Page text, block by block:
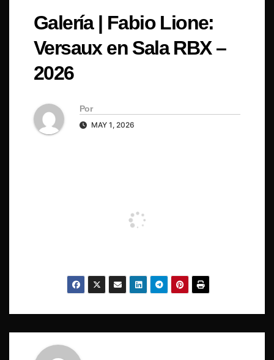
Galería | Fabio Lione:
Versaux en Sala RBX –
2026
Por
MAY 1, 2026